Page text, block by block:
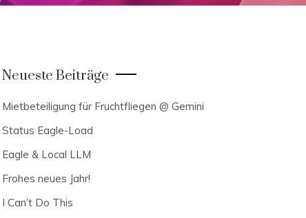
Neueste Beiträge
Mietbeteiligung für Fruchtfliegen @ Gemini
Status Eagle-Load
Eagle & Local LLM
Frohes neues Jahr!
I Can’t Do This